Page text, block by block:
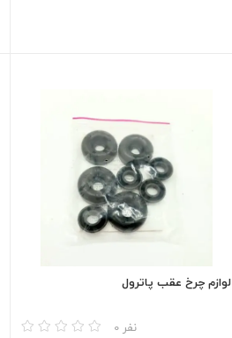
لوازم چرخ عقب پاترول
0 نفر